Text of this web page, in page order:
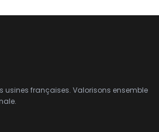
usines françaises. Valorisons ensemble